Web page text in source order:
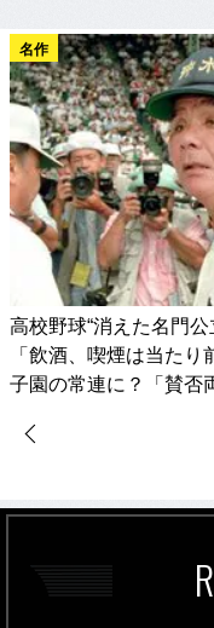
名作
高校野球“消えた名門
「飲酒、喫煙は当た
子園の常連に？「賛否